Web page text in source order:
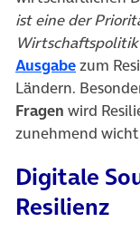
ist eine der
Ausgabe(öffnet
zum
Ländern.
Fragen wird
zunehmend
Digitale
Resilienz